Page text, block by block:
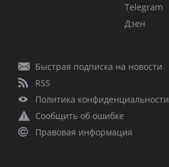
Telegram
Дзен
Быстрая подписка на новости
RSS
Политика конфиденциальности
Сообщить об ошибке
Правовая информация